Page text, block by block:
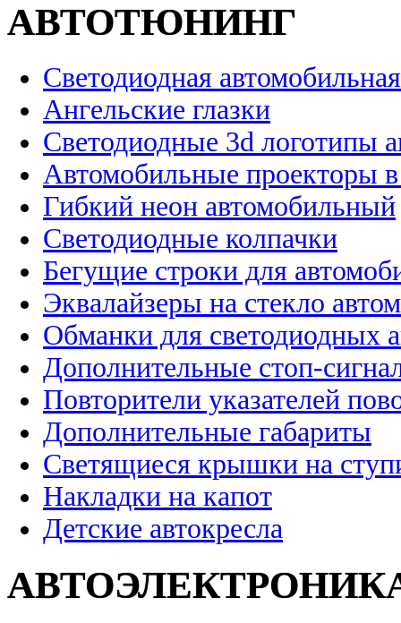
АВТОТЮНИНГ
Светодиодная
Ангельские глазки
Светодиодные 3d логотипы
Автомобильные проекторы
Гибкий неон автомобильный
Светодиодные колпачки
Бегущие строки для
Эквалайзеры на стекло
Обманки для светодиодных
Дополнительные стоп-
Повторители указателей
Дополнительные габариты
Светящиеся крышки на
Накладки на капот
Детские автокресла